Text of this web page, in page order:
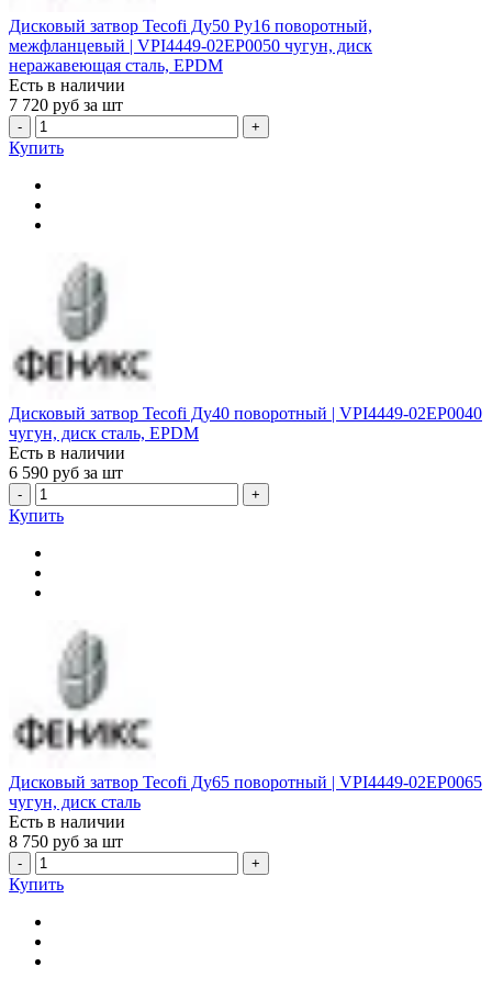
Дисковый затвор Tecofi Ду50 Ру16 поворотный,
межфланцевый | VPI4449-02EP0050 чугун, диск
неражавеющая сталь, EPDM
Есть в наличии
7 720 руб за шт
- +
Купить
Дисковый затвор Tecofi Ду40 поворотный | VPI4449-02EP0040
чугун, диск сталь, EPDM
Есть в наличии
6 590 руб за шт
- +
Купить
Дисковый затвор Tecofi Ду65 поворотный | VPI4449-02EP0065
чугун, диск сталь
Есть в наличии
8 750 руб за шт
- +
Купить